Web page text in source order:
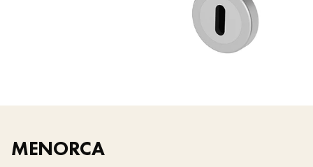
MENORCA